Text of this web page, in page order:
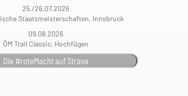
25./26.07.2026
Staatsmeisterschaften, Innsbruck
09.08.2026
ÖM Trail Classic, Hochfügen
Die #roteMacht auf Strava